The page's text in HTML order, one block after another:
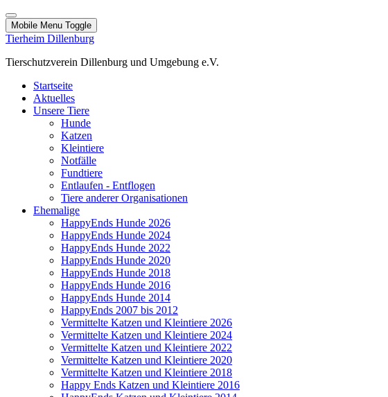
Mobile Menu Toggle
Tierheim Dillenburg
Tierschutzverein Dillenburg und Umgebung e.V.
Startseite
Aktuelles
Unsere Tiere
Hunde
Katzen
Kleintiere
Notfälle
Fundtiere
Entlaufen - Entflogen
Tiere anderer Organisationen
Ehemalige
HappyEnds Hunde 2026
HappyEnds Hunde 2024
HappyEnds Hunde 2022
HappyEnds Hunde 2020
HappyEnds Hunde 2018
HappyEnds Hunde 2016
HappyEnds Hunde 2014
HappyEnds 2007 bis 2012
Vermittelte Katzen und Kleintiere 2026
Vermittelte Katzen und Kleintiere 2024
Vermittelte Katzen und Kleintiere 2022
Vermittelte Katzen und Kleintiere 2020
Vermittelte Katzen und Kleintiere 2018
Happy Ends Katzen und Kleintiere 2016